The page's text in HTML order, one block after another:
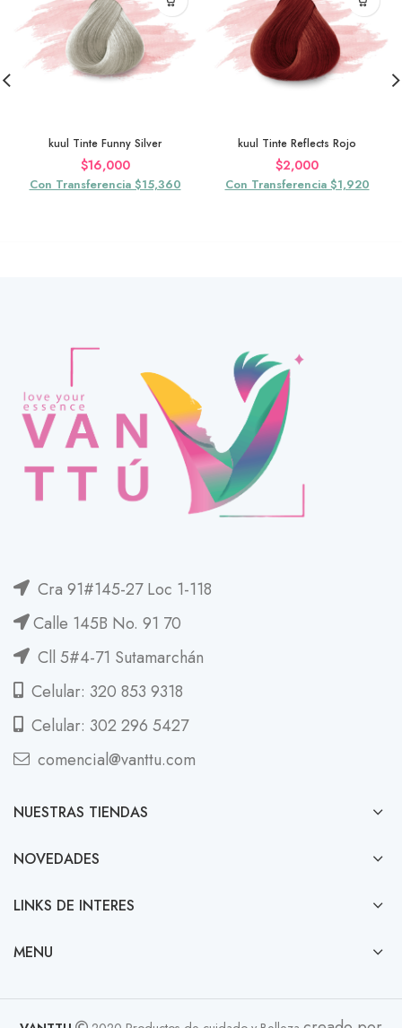
kuul Tinte Funny Silver
$16,000
Con Transferencia $15,360
kuul Tinte Reflects Rojo
$2,000
Con Transferencia $1,920
Cra 91#145-27 Loc 1-118
Calle 145B No. 91 70
Cll 5#4-71 Sutamarchán
Celular: 320 853 9318
Celular: 302 296 5427
comencial@vanttu.com
NUESTRAS TIENDAS
NOVEDADES
LINKS DE INTERES
MENU